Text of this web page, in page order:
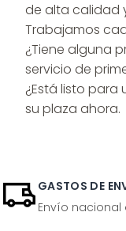
de alta calidad
Trabajamos
¿Tiene alguna
servicio de
¿Está listo
su plaza ahora.
GASTOS DE
Envío nacional